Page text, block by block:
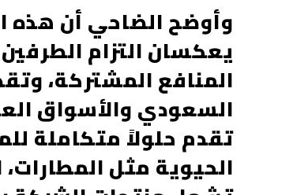
وأوضح الضاحي أن هذه
يعكسان التزام
المنافع المشتركة،
تقدم حلولاً متكاملة
الحيوية مثل